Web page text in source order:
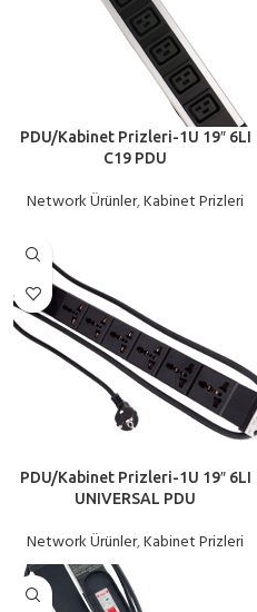
PDU/Kabinet Prizleri-1U 19″ 6LI
C19 PDU
Network Ürünler,Kabinet Prizleri
PDU/Kabinet Prizleri-1U 19″ 6LI
UNIVERSAL PDU
Network Ürünler,Kabinet Prizleri